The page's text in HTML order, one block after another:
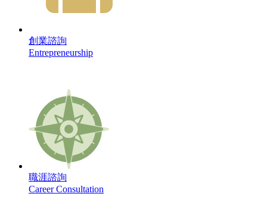
創業諮詢
Entrepreneurship
職涯諮詢
Career Consultation